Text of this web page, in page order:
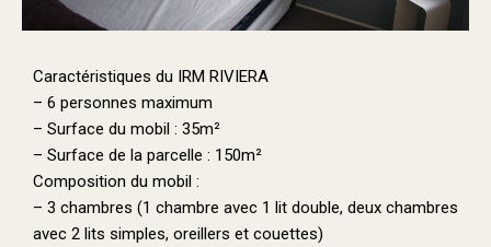
Caractéristiques du IRM RIVIERA
– 6 personnes maximum
– Surface du mobil : 35m²
– Surface de la parcelle : 150m²
Composition du mobil :
– 3 chambres (1 chambre avec 1 lit double, deux chambres
avec 2 lits simples, oreillers et couettes)